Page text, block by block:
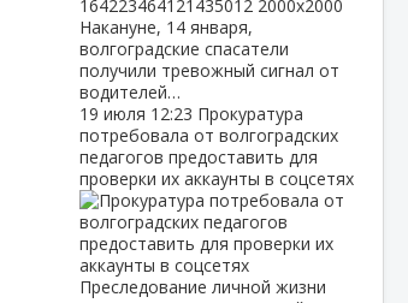
Накануне, 14 января,
волгоградские спасатели
получили тревожный сигнал от
водителей…
19 июля 12:23 Прокуратура
потребовала от волгоградских
педагогов предоставить для
проверки их аккаунты в соцсетях
Преследование личной жизни